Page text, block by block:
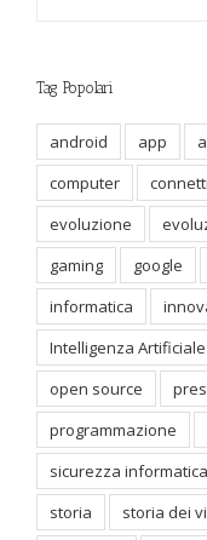
Tag Popolari
android app
computer
evoluzione
gaming
google
informatica
Intelligenza Artificiale
open source
programmazione
sicurezza informatica
storia
storia dei